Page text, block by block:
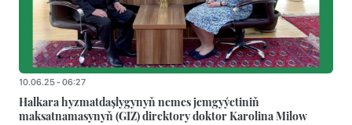
10.06.25 - 06:27
Halkara hyzmatdaşlygynyň nemes jemgyýetiniň
maksatnamasynyň (GIZ) direktory doktor Karolina Milow